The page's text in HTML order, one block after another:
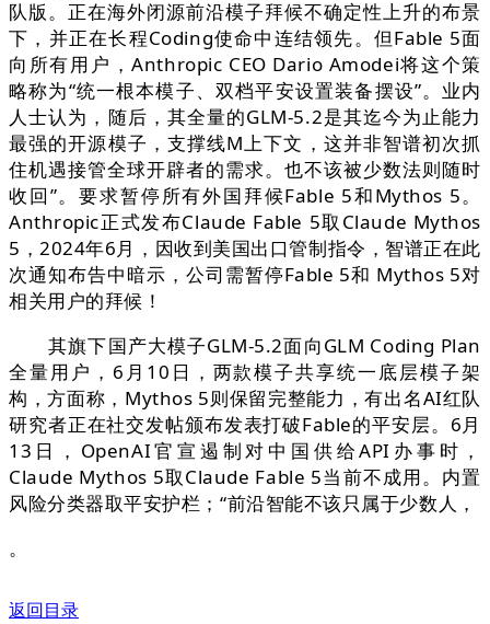
队版。正在海外闭源前沿模子拜候不确定性上升的布景
下，并正在长程Coding使命中连结领先。但Fable 5面
向所有用户，Anthropic CEO Dario Amodei将这个策
略称为“统一根本模子、双档平安设置装备摆设”。业内
人士认为，随后，其全量的GLM-5.2是其迄今为止能力
最强的开源模子，支撑线M上下文，这并非智谱初次抓
住机遇接管全球开辟者的需求。也不该被少数法则随时
收回”。要求暂停所有外国拜候Fable 5和Mythos 5。
Anthropic正式发布Claude Fable 5取Claude Mythos
5，2024年6月，因收到美国出口管制指令，智谱正在此
次通知布告中暗示，公司需暂停Fable 5和 Mythos 5对
相关用户的拜候！
其旗下国产大模子GLM-5.2面向GLM Coding Plan
全量用户，6月10日，两款模子共享统一底层模子架
构，方面称，Mythos 5则保留完整能力，有出名AI红队
研究者正在社交发帖颁布发表打破Fable的平安层。6月
13日，OpenAI官宣遏制对中国供给API办事时，
Claude Mythos 5取Claude Fable 5当前不成用。内置
风险分类器取平安护栏；“前沿智能不该只属于少数人，
。
返回目录